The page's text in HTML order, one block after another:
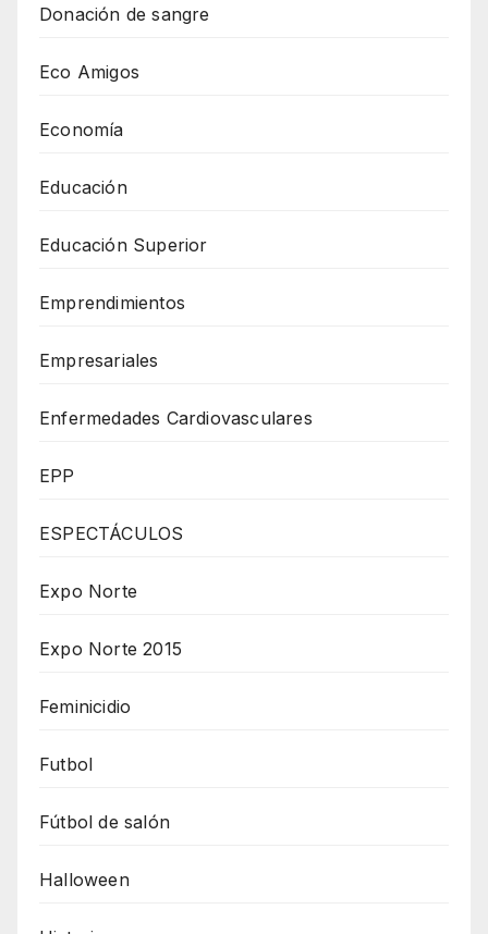
Donación de sangre
Eco Amigos
Economía
Educación
Educación Superior
Emprendimientos
Empresariales
Enfermedades Cardiovasculares
EPP
ESPECTÁCULOS
Expo Norte
Expo Norte 2015
Feminicidio
Futbol
Fútbol de salón
Halloween